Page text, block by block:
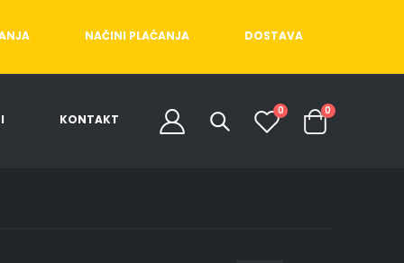
NAČINI PLAĆANJA DOSTAVA
KONTAKT
0 0